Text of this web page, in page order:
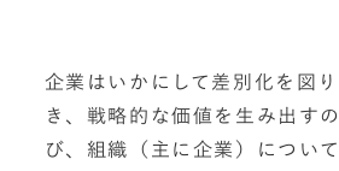
企業はいかにして差別化を図
き、戦略的な価値を生み出す
び、組織（主に企業）につい